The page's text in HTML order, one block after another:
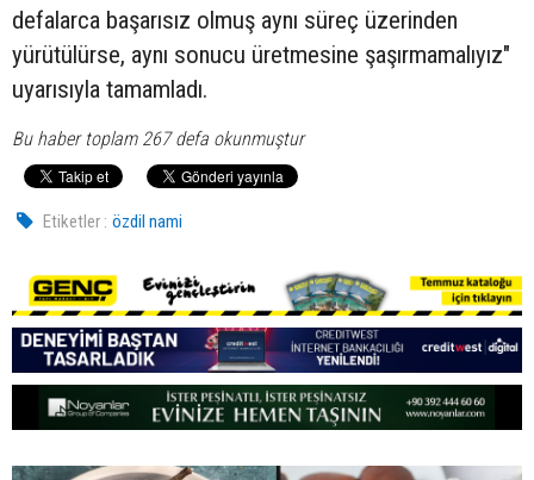
defalarca başarısız olmuş aynı süreç üzerinden
yürütülürse, aynı sonucu üretmesine şaşırmamalıyız"
uyarısıyla tamamladı.
Bu haber toplam 267 defa okunmuştur
Etiketler : özdil nami